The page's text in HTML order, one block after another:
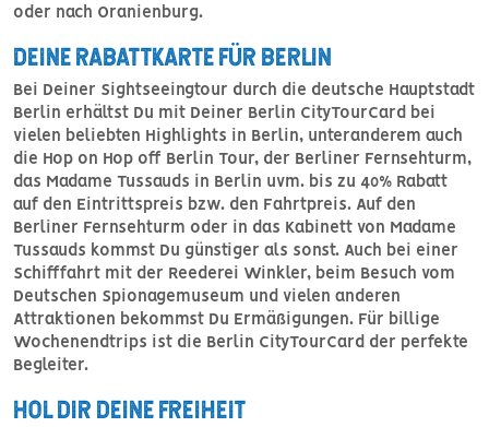
oder nach Oranienburg.
DEINE RABATTKARTE FÜR BERLIN
Bei Deiner Sightseeingtour durch die deutsche Hauptstadt
Berlin erhältst Du mit Deiner Berlin CityTourCard bei
vielen beliebten Highlights in Berlin, unteranderem auch
die Hop on Hop off Berlin Tour, der Berliner Fernsehturm,
das Madame Tussauds in Berlin uvm. bis zu 40% Rabatt
auf den Eintrittspreis bzw. den Fahrtpreis. Auf den
Berliner Fernsehturm oder in das Kabinett von Madame
Tussauds kommst Du günstiger als sonst. Auch bei einer
Schifffahrt mit der Reederei Winkler, beim Besuch vom
Deutschen Spionagemuseum und vielen anderen
Attraktionen bekommst Du Ermäßigungen. Für billige
Wochenendtrips ist die Berlin CityTourCard der perfekte
Begleiter.
HOL DIR DEINE FREIHEIT